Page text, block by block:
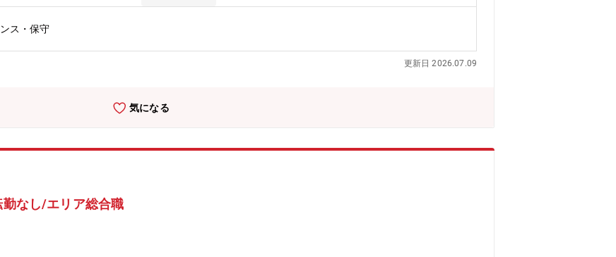
ス・保守
更新日 2026.07.09
気になる
勤なし/エリア総合職